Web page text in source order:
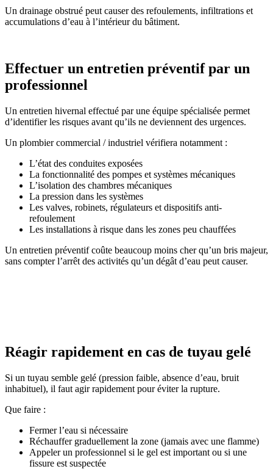
Un drainage obstrué peut causer des refoulements, infiltrations et
accumulations d’eau à l’intérieur du bâtiment.
Effectuer un entretien préventif par un
professionnel
Un entretien hivernal effectué par une équipe spécialisée permet
d’identifier les risques avant qu’ils ne deviennent des urgences.
Un plombier commercial / industriel vérifiera notamment :
L’état des conduites exposées
La fonctionnalité des pompes et systèmes mécaniques
L’isolation des chambres mécaniques
La pression dans les systèmes
Les valves, robinets, régulateurs et dispositifs anti-
refoulement
Les installations à risque dans les zones peu chauffées
Un entretien préventif coûte beaucoup moins cher qu’un bris majeur,
sans compter l’arrêt des activités qu’un dégât d’eau peut causer.
Réagir rapidement en cas de tuyau gelé
Si un tuyau semble gelé (pression faible, absence d’eau, bruit
inhabituel), il faut agir rapidement pour éviter la rupture.
Que faire :
Fermer l’eau si nécessaire
Réchauffer graduellement la zone (jamais avec une flamme)
Appeler un professionnel si le gel est important ou si une
fissure est suspectée